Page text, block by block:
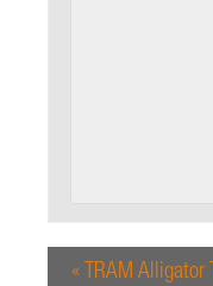
« TRAM Alligator